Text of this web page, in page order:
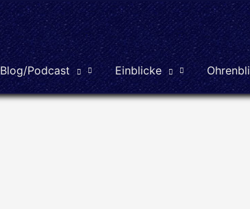
Blog/Podcast Einblicke